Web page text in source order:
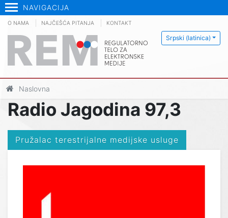
NAVIGACIJA
Srpski (latinica)
O NAMA NAJČEŠĆA PITANJA KONTAKT
Naslovna
Radio Jagodina 97,3
Pružalac terestrijalne medijske usluge